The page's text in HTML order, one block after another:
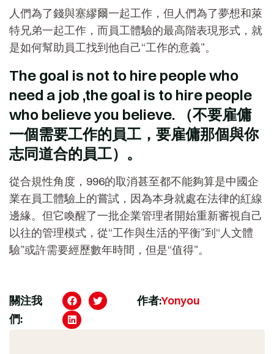
人們為了錢與塞繆爾一起工作，但人們為了夢想和萊
特兄弟一起工作，而員工體驗的最高階表現形式，就
是如何幫助員工找到他自己“工作的意義”。
The goal is not to hire people who
need a job ,the goal is to hire people
who believe you believe. （不要雇傭
一個需要工作的員工，要雇傭那個與你
志同道合的員工）。
從合規性角度，996的取消甚至都不能夠算是中國企
業在員工體驗上的嘗試，因為本身就處在法律的紅線
邊緣。但它喚醒了一批企業管理者開始重新審視自己
以往的管理模式，從“工作與生活的平衡”到“人文體
驗”或許需要經歷數年時間，但是“值得”。
關注我
們:
作者:Yonyou